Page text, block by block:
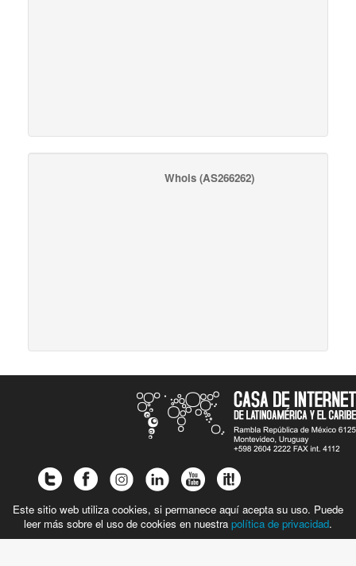
Whois (AS266262)
Este sitio web utiliza cookies, si permanece aquí acepta su uso. Puede
leer más sobre el uso de cookies en nuestra política de privacidad.